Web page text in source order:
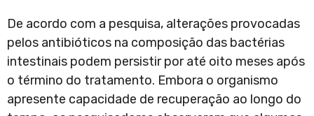
De acordo com a pesquisa, alterações provocadas
pelos antibióticos na composição das bactérias
intestinais podem persistir por até oito meses após
o término do tratamento. Embora o organismo
apresente capacidade de recuperação ao longo do